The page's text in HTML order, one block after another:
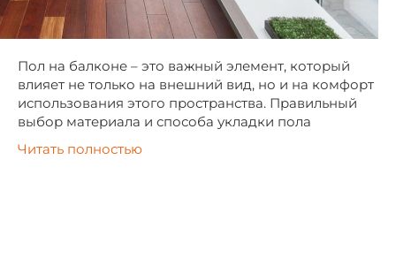
Пол на балконе – это важный элемент, который
влияет не только на внешний вид, но и на комфорт
использования этого пространства. Правильный
выбор материала и способа укладки пола
Читать полностью